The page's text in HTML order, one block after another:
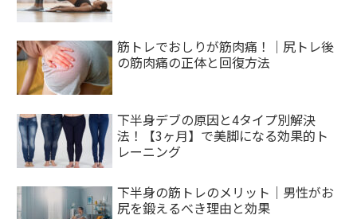
筋トレでおしりが筋肉痛！｜尻トレ後
の筋肉痛の正体と回復方法
下半身デブの原因と4タイプ別解決
法！【3ヶ月】で美脚になる効果的ト
レーニング
下半身の筋トレのメリット｜男性がお
尻を鍛えるべき理由と効果